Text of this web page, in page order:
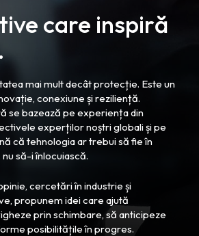
care inspiră
mai mult decât protecție. Este un
conexiune și reziliență.
se bazează pe experiența din
experților noștri globali și pe
că tehnologia ar trebui să fie în
să-i înlocuiască.
cercetări în industrie și
propunem idei care ajută
prin schimbare, să anticipeze
posibilitățile în progres.